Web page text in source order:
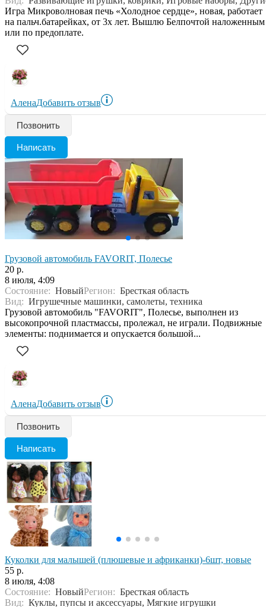
Игра Микроволновая печь «Холодное сердце», новая, работает
на пальч.батарейках, от 3х лет. Вышлю Белпочтой наложенным
или по предоплате.
АленаДобавить отзыв
Позвонить
Написать
Грузовой автомобиль FAVORIT, Полесье
20 р.
8 июля, 4:09
Состояние: НовыйРегион: Бресткая область
Вид: Игрушечные машинки, самолеты, техника
Грузовой автомобиль "FAVORIT", Полесье, выполнен из
высокопрочной пластмассы, пролежал, не играли. Подвижные
элементы: поднимается и опускается большой...
АленаДобавить отзыв
Позвонить
Написать
Куколки для малышей (плюшевые и африканки)-6шт, новые
55 р.
8 июля, 4:08
Состояние: НовыйРегион: Бресткая область
Вид: Куклы, пупсы и аксессуары, Мягкие игрушки